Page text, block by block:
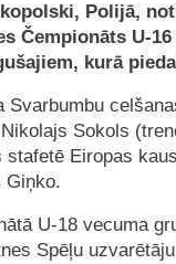
Polijā,
Čempionāts U-
kurā
Sokols
Eiropas
Giņko.
U-18 vecuma
Spēļu